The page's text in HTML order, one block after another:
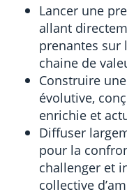
Lancer une
allant
prenantes sur
chaine de
Construire
évolutive,
enrichie et
Diffuser
pour la
challenger et
collective